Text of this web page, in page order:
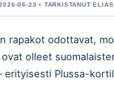
06-23 • TARKISTANUT
rapakot odottavat,
olleet
erityisesti Plussa-